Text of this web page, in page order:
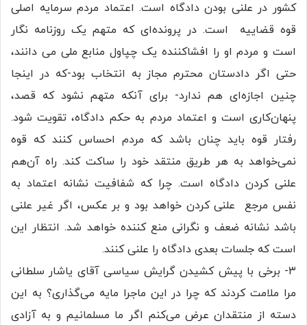
کشور در علنی بودن دادگاه است. اعتماد مردم سرمایه اصلی
قوه قضاییه است. در پرونده‌ای که متهم یک روزنامه نگار
است و مردم او را افشاکننده یک چپاول منابع ملی می دانند،
حتی اگر دادستان محترم مجاز به انتخاب بود-که در اینجا
چنین اجازه‌ای هم ندارد- برای آنکه متهم نشود که قصد،
پنهان‌کاری است و اعتماد مردم به حکم دادگاه، تقویت ‌شود.
رفتار قوه باید چنان باشد که مردم احساس کنند که قوه
نمی‌خواهد به هر طریق منتقد خود را ساکت کند. راه آن‌هم
علنی کردن دادگاه است. چرا که شفافیت نشانه اعتماد به
نفس مرجع علنی کردن خواهد بود و بر عکس، اگر غیر علنی
باشد نشانه ضعف و نگرانی منع کننده خواهد شد. انتظار این
است که جلسات بعدی دادگاه را علنی کنند.
۳- برخی با پیش کشیدن گرایش سیاسی آقای یاشار سلطانی
مرا ملامت کردند که چرا در این ماجرا مایه می‌گذاری؟ به این
دسته از منتقدان عرض می‌کنم اگر ما مسلمانیم و به آزادی